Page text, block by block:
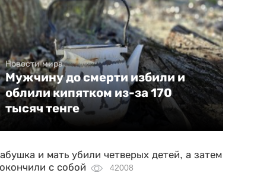
Новости мира
Мужчину до смерти избили и
облили кипятком из-за 170
тысяч тенге
и мать убили четверых детей, а затем
с собой
42008